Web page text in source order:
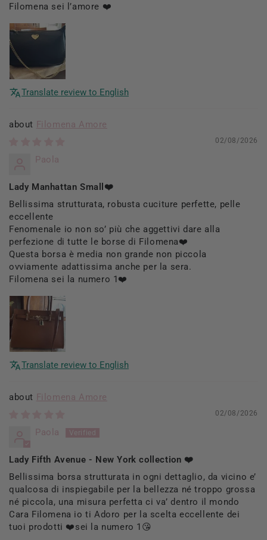
Filomena sei l’amore ❤️
Translate review to English
Filomena Amore
02/08/2026
Paola
Lady Manhattan Small❤️
Bellissima strutturata, robusta cuciture perfette, pelle
eccellente
Fenomenale io non so’ più che aggettivi dare alla
perfezione di tutte le borse di Filomena❤️
Questa borsa è media non grande non piccola
ovviamente adattissima anche per la sera.
Filomena sei la numero 1❤️
Translate review to English
Filomena Amore
02/08/2026
Paola
Lady Fifth Avenue - New York collection ❤️
Bellissima borsa strutturata in ogni dettaglio, da vicino e’
qualcosa di inspiegabile per la bellezza né troppo grossa
né piccola, una misura perfetta ci va’ dentro il mondo
Cara Filomena io ti Adoro per la scelta eccellente dei
tuoi prodotti ❤️sei la numero 1😘